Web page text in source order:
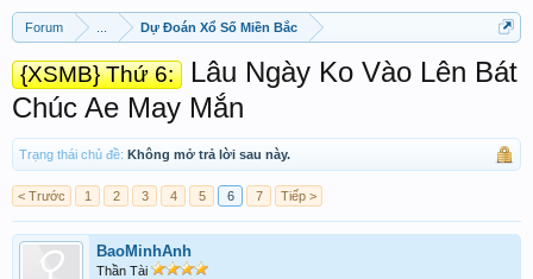
Forum Dự Đoán Xổ Số Miền Bắc
{XSMB} Thứ 6:
Lâu Ngày Ko Vào Lên Bát
Chúc Ae May Mắn
Trạng thái chủ đề: Không mở trả lời sau này.
< Trước 1 2 3 4 5 6 7 Tiếp >
BaoMinhAnh
Thần Tài